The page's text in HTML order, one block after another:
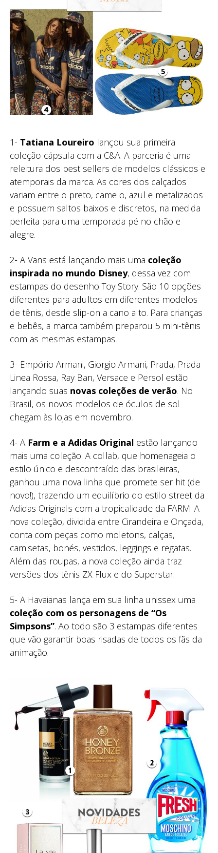
1- Tatiana Loureiro lançou sua primeira
coleção-cápsula com a C&A. A parceria é uma
releitura dos best sellers de modelos clássicos e
atemporais da marca. As cores dos calçados
variam entre o preto, camelo, azul e metalizados
e possuem saltos baixos e discretos, na medida
perfeita para uma temporada pé no chão e
alegre.
2- A Vans está lançando mais uma coleção
inspirada no mundo Disney, dessa vez com
estampas do desenho Toy Story. São 10 opções
diferentes para adultos em diferentes modelos
de tênis, desde slip-on a cano alto. Para crianças
e bebês, a marca também preparou 5 mini-tênis
com as mesmas estampas.
3- Empório Armani, Giorgio Armani, Prada, Prada
Linea Rossa, Ray Ban, Versace e Persol estão
lançando suas novas coleções de verão. No
Brasil, os novos modelos de óculos de sol
chegam às lojas em novembro.
4- A Farm e a Adidas Original estão lançando
mais uma coleção. A collab, que homenageia o
estilo único e descontraído das brasileiras,
ganhou uma nova linha que promete ser hit (de
novo!), trazendo um equilíbrio do estilo street da
Adidas Originals com a tropicalidade da FARM. A
nova coleção, dividida entre Cirandeira e Onçada,
conta com peças como moletons, calças,
camisetas, bonés, vestidos, leggings e regatas.
Além das roupas, a nova coleção ainda traz
versões dos tênis ZX Flux e do Superstar.
5- A Havaianas lança em sua linha unissex uma
coleção com os personagens de “Os
Simpsons”. Ao todo são 3 estampas diferentes
que vão garantir boas risadas de todos os fãs da
animação.